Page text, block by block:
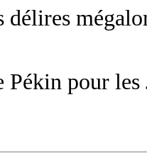
délires
Pékin pour les